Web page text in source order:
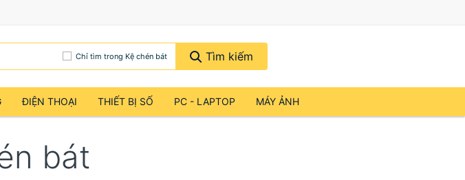
Chỉ tìm trong Kệ chén bát Tìm kiếm
ĐIỆN THOẠI THIẾT BỊ SỐ PC - LAPTOP MÁY ẢNH
bát